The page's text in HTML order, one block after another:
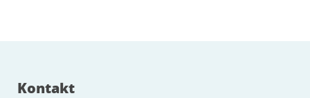
Kontakt